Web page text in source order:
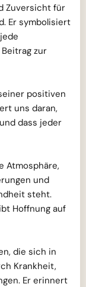
Zuversicht für
Er symbolisiert
zur
positiven
uns daran,
dass jeder
Atmosphäre,
und
steht.
Hoffnung auf
die sich in
Krankheit,
Er erinnert